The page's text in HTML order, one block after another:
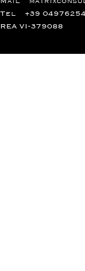
Tel +39
REA VI-379088